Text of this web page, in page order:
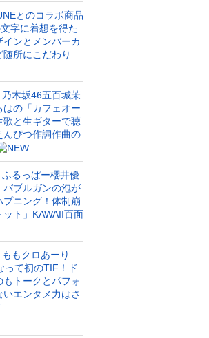
とのコラボ商品
字に着想を得た
インとメンバーカ
所にこだわり
乃木坂46五百城茉
はの「カフェオー
歌と生ギターで聴
んぴつ作詞作曲の
ふるっぱー櫻井優
バブルガンの泡が
プニング！体制崩
ット」KAWAII百面
ももクロあーり
って初のTIF！ド
もトークとパフォ
いエンタメ力はさ